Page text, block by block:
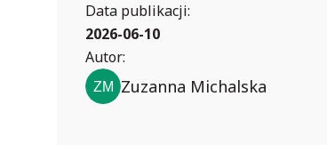
Data publikacji:
2026-06-10
Autor:
Zuzanna Michalska